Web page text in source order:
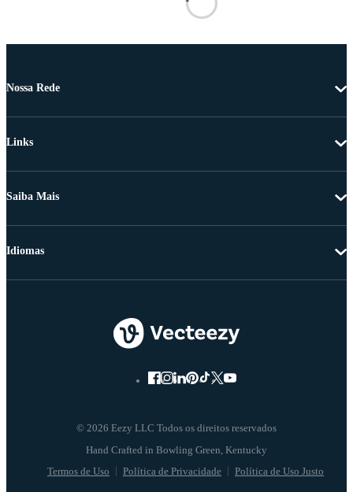
Nossa Rede
Links
Saiba Mais
© 2026 Eezy LLC Todos os direitos reservados
Termos de Uso Política de Privacidade Política de Uso Justo
Idiomas